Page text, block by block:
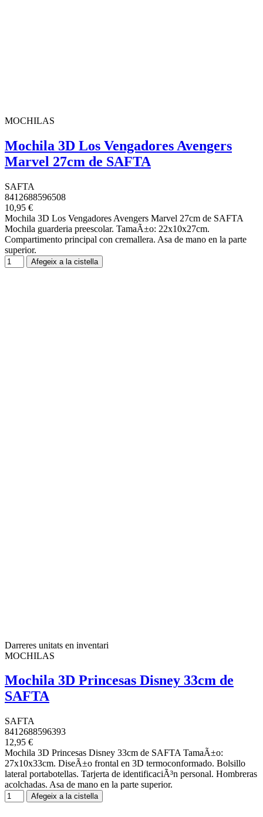
MOCHILAS
Mochila 3D Los Vengadores Avengers
Marvel 27cm de SAFTA
SAFTA
8412688596508
10,95 €
Mochila 3D Los Vengadores Avengers Marvel 27cm de SAFTA
Mochila guarderia preescolar. TamaÃ±o: 22x10x27cm.
Compartimento principal con cremallera. Asa de mano en la parte
superior.
Afegeix a la cistella
Darreres unitats en inventari
MOCHILAS
Mochila 3D Princesas Disney 33cm de
SAFTA
SAFTA
8412688596393
12,95 €
Mochila 3D Princesas Disney 33cm de SAFTA TamaÃ±o:
27x10x33cm. DiseÃ±o frontal en 3D termoconformado. Bolsillo
lateral portabotellas. Tarjerta de identificaciÃ³n personal. Hombreras
acolchadas. Asa de mano en la parte superior.
Afegeix a la cistella